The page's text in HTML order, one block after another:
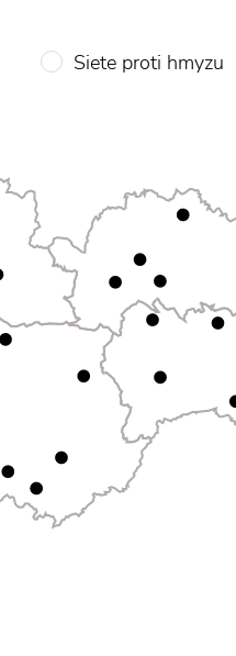
Siete proti hmyzu